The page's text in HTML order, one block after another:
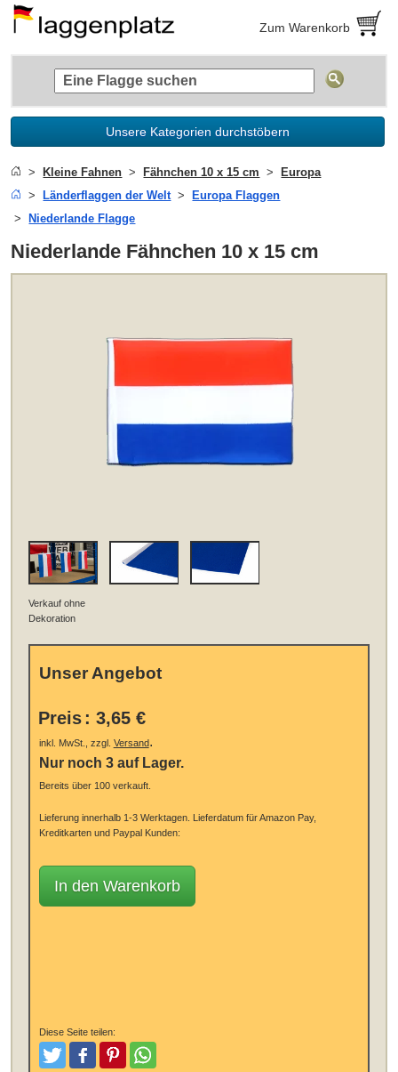
Zum Warenkorb
Unsere Kategorien durchstöbern
Kleine Fahnen Fähnchen 10 x 15 cm
Europa
Länderflaggen der Welt
Europa Flaggen
Niederlande Flagge
Niederlande Fähnchen 10 x 15 cm
Verkauf ohne
Dekoration
Unser Angebot
Preis : 3,65 €
inkl. MwSt., zzgl. Versand.
Nur noch 3 auf Lager.
Bereits über 100 verkauft.
Lieferung innerhalb 1-3 Werktagen. Lieferdatum für Amazon Pay,
Kreditkarten und Paypal Kunden:
In den Warenkorb
Diese Seite teilen:
TweetenPostenPinterestTeilen